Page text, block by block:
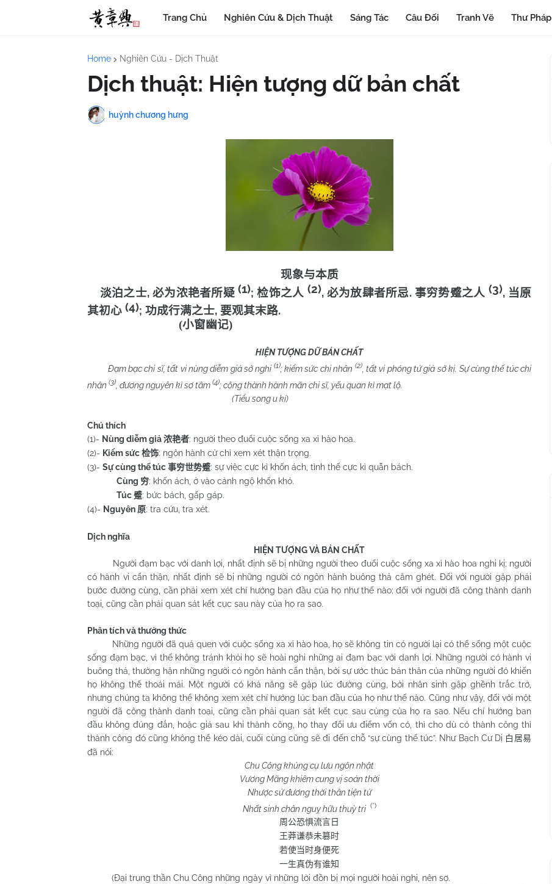
Trang Chủ Nghiên Cứu & Dịch Thuật Sáng Tác Câu Đối Tranh Vẽ Thư Pháp
Home Nghiên Cứu - Dịch Thuật
Dịch thuật: Hiện tượng dữ bản chất
huỳnh chương hưng
现象与本质
淡泊之士,必为浓艳者所疑 (1);检饰之人 (2), 必为放肆者所忌. 事穷势蹙之人 (3), 当原
其初心 (4); 功成行满之士, 要观其末路.
(小窗幽记)
HIỆN TƯỢNG DỮ BẢN CHẤT
Đạm bạc chi sĩ, tất vi nùng diễm giả sở nghi (1); kiểm sức chi nhân (2), tất vi phóng tứ giả sở kị. Sự cùng thế túc chi
nhân (3) , đương nguyên kì sơ tâm (4); công thành hành mãn chi sĩ, yếu quan kì mạt lộ.
(Tiểu song u kí)
Chú thích
(1)- Nùng diễm giả 浓艳者: người theo đuổi cuộc sống xa xỉ hào hoa.
(2)- Kiểm sức 检饰: ngôn hành cử chỉ xem xét thận trọng.
(3)- Sự cùng thế túc 事穷世势蹙: sự việc cực kì khốn ách, tình thế cực kì quẫn bách.
Cùng 穷: khốn ách, ở vào cảnh ngộ khốn khó.
Túc 蹙: bức bách, gấp gáp.
(4)- Nguyên 原: tra cứu, tra xét.
Dịch nghĩa
HIỆN TƯỢNG VÀ BẢN CHẤT
Người đạm bạc với danh lợi, nhất định sẽ bị những người theo đuổi cuộc sống xa xỉ hào hoa nghi kị; người
có hành vi cẩn thận, nhất định sẽ bị những người có ngôn hành buông thả căm ghét. Đối với người gặp phải
bước đường cùng, cần phải xem xét chí hướng ban đầu của họ như thế nào; đối với người đã công thành danh
toại, cũng cần phải quan sát kết cục sau này của họ ra sao.
Phân tích và thưởng thức
Những người đã quá quen với cuộc sống xa xỉ hào hoa, họ sẽ không tin có người lại có thể sống một cuộc
sống đạm bạc, vì thế không tránh khỏi họ sẽ hoài nghi những ai đạm bạc với danh lợi. Những người có hành vi
buông thả, thường hận những người có ngôn hành cẩn thận, bởi sự ước thúc bản thân của những người đó khiến
họ không thể thoải mái. Một người có khả năng sẽ gặp lúc đường cùng, bởi nhân sinh gập ghềnh trắc trở,
nhưng chúng ta không thể không xem xét chí hướng lúc ban đầu của họ như thế nào. Cũng như vậy, đối với một
người đã công thành danh toại, cũng cần phải quan sát kết cục sau cùng của họ ra sao. Nếu chí hướng ban
đầu không đúng đắn, hoặc giả sau khi thành công, họ thay đổi ưu điểm vốn có, thì cho dù có thành công thì
thành công đó cũng không thể kéo dài, cuối cùng cũng sẽ đi đến chỗ “sự cùng thế túc”. Như Bạch Cư Dị 白居易
đã nói:
ChuCông khủng cụ lưu ngôn nhật
Vương Mãng khiêm cung vị soán thời
Nhược sử đương thời thân tiện tử
Nhất sinh chân nguỵ hữu thuỳ tri (*)
周公恐惧流言日
王莽谦恭未篡时
若使当时身便死
一生真伪有谁知
(Đại trung thần Chu Công những ngày vì những lời đồn bị mọi người hoài nghi, nên sợ.